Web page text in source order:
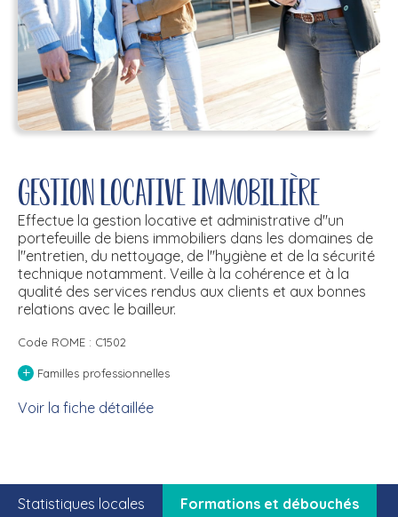
Gestion locative immobilière
Effectue la gestion locative et administrative d''un
portefeuille de biens immobiliers dans les domaines de
l''entretien, du nettoyage, de l''hygiène et de la sécurité
technique notamment. Veille à la cohérence et à la
qualité des services rendus aux clients et aux bonnes
relations avec le bailleur.
Code ROME : C1502
+ Familles professionnelles
Voir la fiche détaillée
Statistiques locales Formations et débouchés